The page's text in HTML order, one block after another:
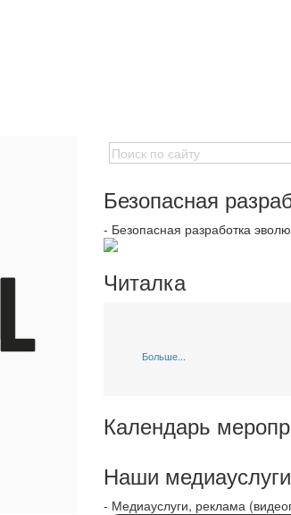
Безопасная
- Безопасная разработка
Читалка
Больше...
Календарь
Наши медиауслуги
- Медиауслуги, реклама